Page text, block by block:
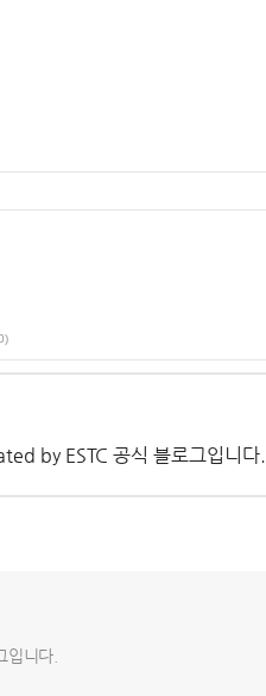
by ESTC 공식 블로그입니다.
니다.